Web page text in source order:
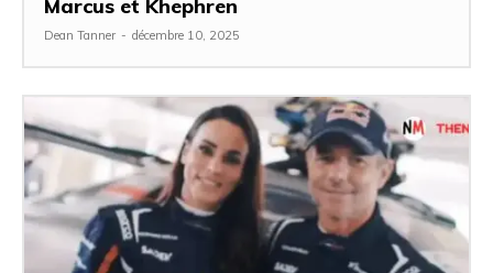
Marcus et Khephren
Dean Tanner - décembre 10, 2025